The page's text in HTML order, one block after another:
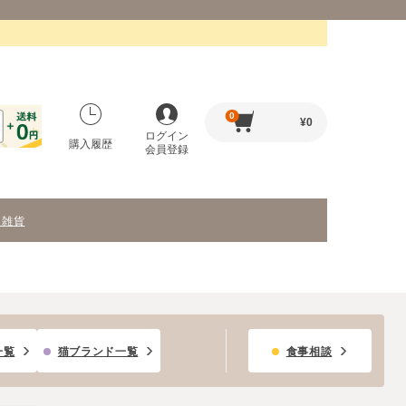
購入履歴
ログイン
会員登録
0
¥0
貨
覧 猫ブランド一覧 食事相談